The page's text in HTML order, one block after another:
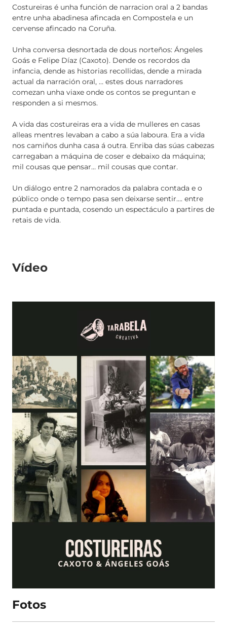
Costureiras é unha función de narracion oral a 2 bandas
entre unha abadinesa afincada en Compostela e un
cervense afincado na Coruña.
Unha conversa desnortada de dous norteños: Ángeles
Goás e Felipe Díaz (Caxoto). Dende os recordos da
infancia, dende as historias recollidas, dende a mirada
actual da narración oral, … estes dous narradores
comezan unha viaxe onde os contos se preguntan e
responden a si mesmos.
A vida das costureiras era a vida de mulleres en casas
alleas mentres levaban a cabo a súa laboura. Era a vida
nos camiños dunha casa á outra. Enriba das súas cabezas
carregaban a máquina de coser e debaixo da máquina;
mil cousas que pensar… mil cousas que contar.
Un diálogo entre 2 namorados da palabra contada e o
público onde o tempo pasa sen deixarse sentir…. entre
puntada e puntada, cosendo un espectáculo a partires de
retais de vida.
Vídeo
Fotos